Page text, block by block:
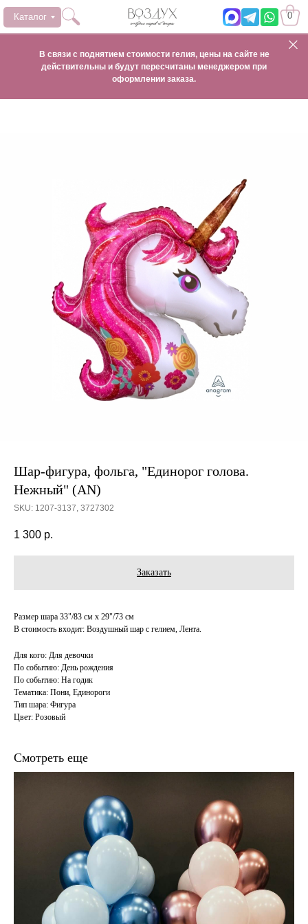
0
Каталог
В связи с поднятием стоимости гелия, цены на сайте не
действительны и будут пересчитаны менеджером при
оформлении заказа.
Шар-фигура, фольга, "Единорог голова.
Нежный" (AN)
SKU: 1207-3137, 3727302
1 300 р.
Заказать
Размер шара 33"/83 см х 29"/73 см
В стоимость входит: Воздушный шар с гелием, Лента.
Для кого: Для девочки
По событию: День рождения
По событию: На годик
Тематика: Пони, Единороги
Тип шара: Фигура
Цвет: Розовый
Смотреть еще